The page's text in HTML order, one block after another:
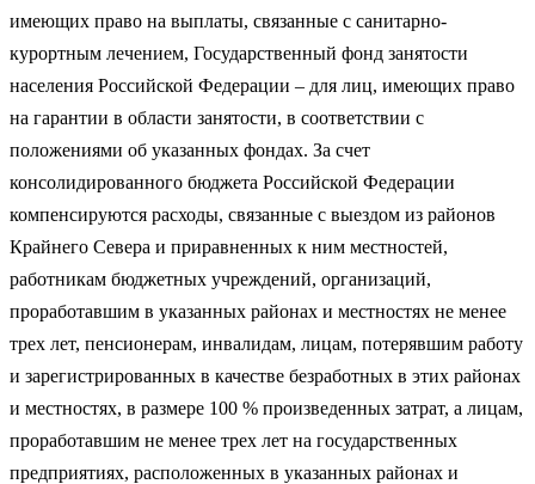
имеющих право на выплаты, связанные с санитарно-
курортным лечением, Государственный фонд занятости
населения Российской Федерации – для лиц, имеющих право
на гарантии в области занятости, в соответствии с
положениями об указанных фондах. За счет
консолидированного бюджета Российской Федерации
компенсируются расходы, связанные с выездом из районов
Крайнего Севера и приравненных к ним местностей,
работникам бюджетных учреждений, организаций,
проработавшим в указанных районах и местностях не менее
трех лет, пенсионерам, инвалидам, лицам, потерявшим работу
и зарегистрированных в качестве безработных в этих районах
и местностях, в размере 100 % произведенных затрат, а лицам,
проработавшим не менее трех лет на государственных
предприятиях, расположенных в указанных районах и